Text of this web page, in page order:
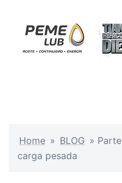
contenido
Home » BLOG »
carga pesada